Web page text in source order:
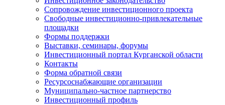
Сопровождение инвестиционного проекта
Свободные инвестиционно-привлекательные
площадки
Формы поддержки
Выставки, семинары, форумы
Инвестиционный портал Курганской области
Контакты
Форма обратной связи
Ресурсоснабжающие организации
Муниципально-частное партнерство
Инвестиционный профиль